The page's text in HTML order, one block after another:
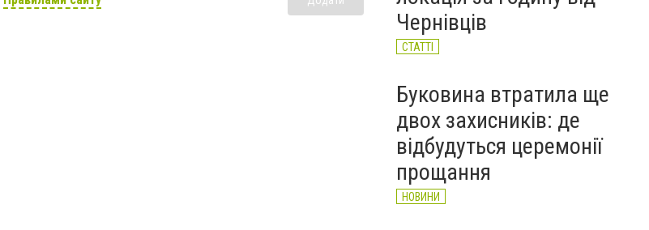
Чернівців
СТАТТІ
Буковина втратила ще
двох захисників: де
відбудуться церемонії
прощання
НОВИНИ